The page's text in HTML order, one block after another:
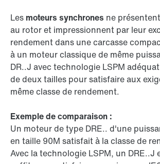
Les moteurs synchrones ne
au rotor et impressionnent par leur
rendement dans une carcasse
à un moteur classique de même
DR..J avec technologie LSPM
de deux tailles pour satisfaire aux
même classe de rendement.
Exemple de comparaison :
Un moteur de type DRE.. d'une
en taille 90M satisfait à la classe de
Avec la technologie LSPM, un DRE..J